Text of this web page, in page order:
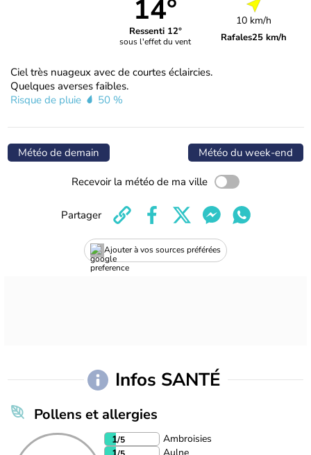
14°
Ressenti 12°
sous l'effet du vent
10 km/h
Rafales25 km/h
Ciel très nuageux avec de courtes éclaircies.
Quelques averses faibles.
Risque de pluie
50 %
Météo de demain Météo du week-end
Recevoir la météo de ma ville
Ajouter à vos sources préférées
Partager
Infos SANTÉ
Pollens et allergies
1/5
Ambroisies